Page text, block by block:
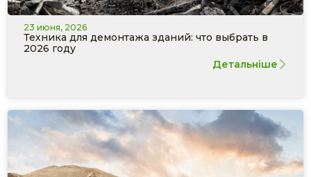
23 июня, 2026
Техника для демонтажа зданий: что выбрать в
2026 году
Детальніше